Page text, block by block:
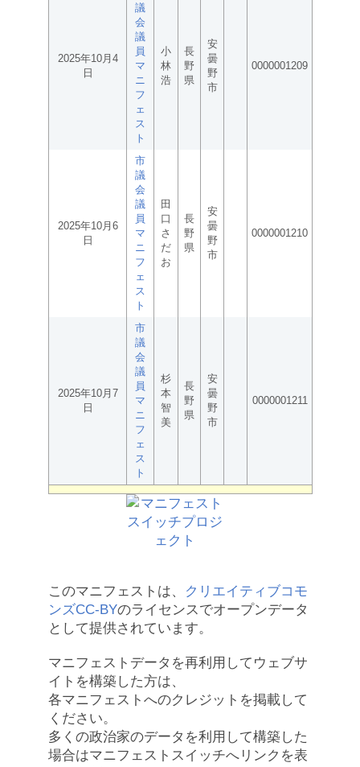
2025年10月4
日
議
会
議
員
マ
ニ
フ
ェ
ス
ト
小
林
浩
長
野
県
安
曇
野
市
0000001209
2025年10月6
日
市
議
会
議
員
マ
ニ
フ
ェ
ス
ト
田
口
さ
だ
お
長
野
県
安
曇
野
市
0000001210
2025年10月7
日
市
議
会
議
員
マ
ニ
フ
ェ
ス
ト
杉
本
智
美
長
野
県
安
曇
野
市
0000001211
このマニフェストは、
クリエイティブコモ
ンズCC-BYのライセンスでオープンデータ
として提供されています。
マニフェストデータを再利用してウェブサ
イトを構築した方は、
各マニフェストへのクレジットを掲載して
ください。
多くの政治家のデータを利用して構築した
場合はマニフェストスイッチへリンクを表